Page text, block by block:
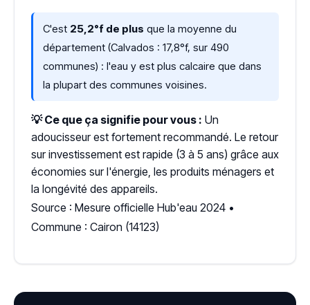
C'est 25,2°f de plus que la moyenne du
département (Calvados : 17,8°f, sur 490
communes) : l'eau y est plus calcaire que dans
la plupart des communes voisines.
💡 Ce que ça signifie pour vous : Un
adoucisseur est fortement recommandé. Le retour
sur investissement est rapide (3 à 5 ans) grâce aux
économies sur l'énergie, les produits ménagers et
la longévité des appareils.
Source : Mesure officielle Hub'eau 2024 •
Commune : Cairon (14123)